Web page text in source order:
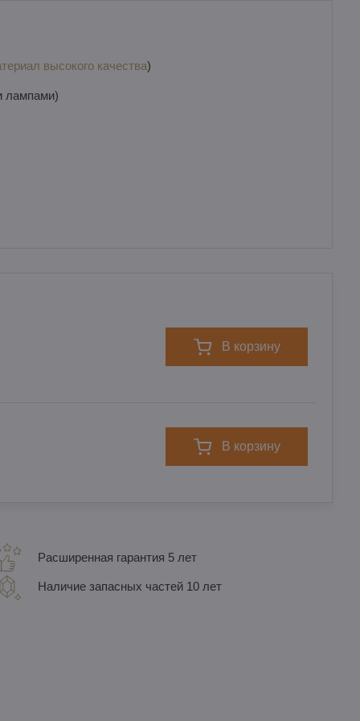
высокого качества)
лампами)
в корзину
в корзину
Расширенная гарантия 5 лет
Наличие запасных частей 10 лет